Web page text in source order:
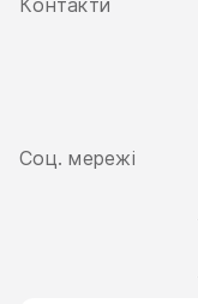
Контакти
Соц. мережі